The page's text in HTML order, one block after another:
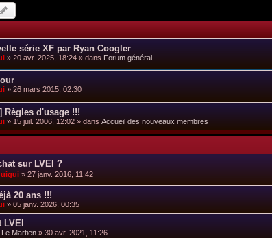
série XF par Ryan Coogler
» 20 avr. 2025, 18:24 » dans Forum général
» 26 mars 2015, 02:30
Règles d'usage !!!
» 15 juil. 2006, 12:02 » dans Accueil des nouveaux membres
sur LVEI ?
» 27 janv. 2016, 11:42
20 ans !!!
» 05 janv. 2026, 00:35
LVEI
Le Martien » 30 avr. 2021, 11:26